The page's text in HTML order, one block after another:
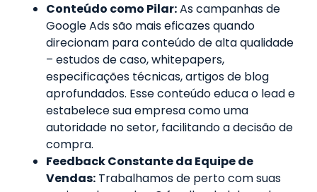
Conteúdo como Pilar:As campanhas de
Google Ads são mais eficazes quando
direcionam para conteúdo de alta qualidade
– estudos de caso, whitepapers,
especificações técnicas, artigos de blog
aprofundados. Esse conteúdo educa o lead e
estabelece sua empresa como uma
autoridade no setor, facilitando a decisão de
compra.
Feedback Constante da Equipe de
Vendas: Trabalhamos de perto com suas